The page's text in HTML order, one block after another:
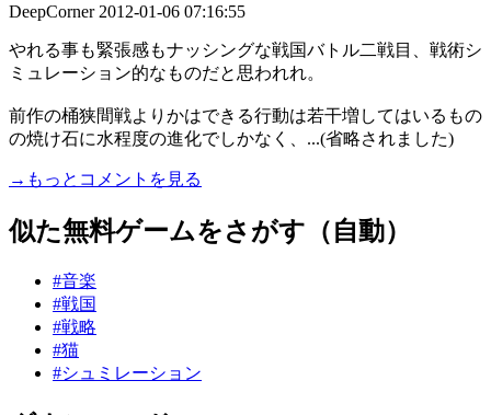
DeepCorner 2012-01-06 07:16:55
やれる事も緊張感もナッシングな戦国バトル二戦目、戦術シ
ミュレーション的なものだと思われれ。
前作の桶狭間戦よりかはできる行動は若干増してはいるもの
の焼け石に水程度の進化でしかなく、...(省略されました)
→もっとコメントを見る
似た無料ゲームをさがす（自動）
#音楽
#戦国
#戦略
#猫
#シュミレーション